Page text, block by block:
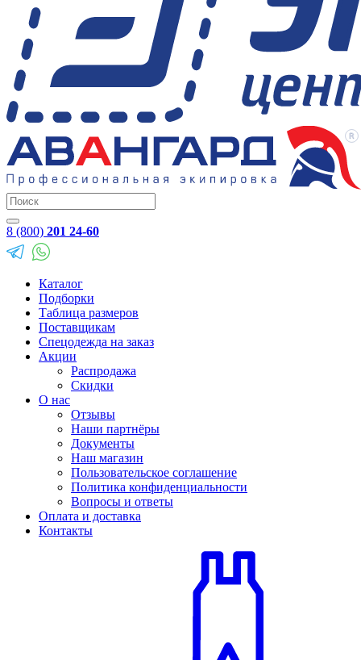
8 (800) 201 24-60
Каталог
Подборки
Таблица размеров
Поставщикам
Спецодежда на заказ
Акции
Распродажа
Скидки
О нас
Отзывы
Наши партнёры
Документы
Наш магазин
Пользовательское соглашение
Политика конфиденциальности
Вопросы и ответы
Оплата и доставка
Контакты